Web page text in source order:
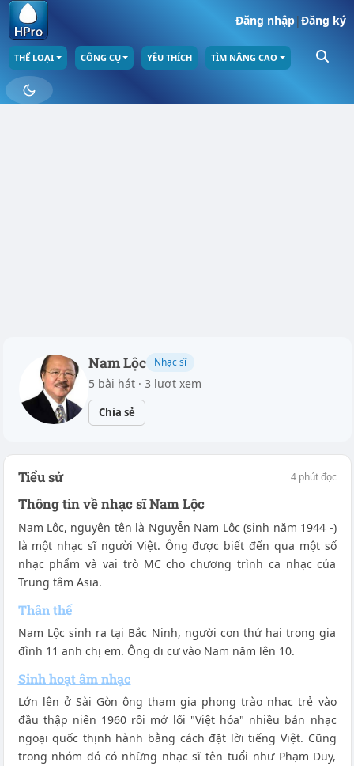
Đăng nhập|Đăng ký
THỂ LOẠI CÔNG CỤ YÊU THÍCH TÌM NÂNG CAO
Nam Lộc Nhạc sĩ
5 bài hát · 3 lượt xem
Chia sẻ
Tiểu sử 4 phút đọc
Thông tin về nhạc sĩ Nam Lộc
Nam Lộc, nguyên tên là Nguyễn Nam Lộc (sinh năm 1944 -)
là một nhạc sĩ người Việt. Ông được biết đến qua một số
nhạc phẩm và vai trò MC cho chương trình ca nhạc của
Trung tâm Asia.
Thân thế
Nam Lộc sinh ra tại Bắc Ninh, người con thứ hai trong gia
đình 11 anh chị em. Ông di cư vào Nam năm lên 10.
Sinh hoạt âm nhạc
Lớn lên ở Sài Gòn ông tham gia phong trào nhạc trẻ vào
đầu thập niên 1960 rồi mở lối "Việt hóa" nhiều bản nhạc
ngoại quốc thịnh hành bằng cách đặt lời tiếng Việt. Cũng
trong nhóm đó có những nhạc sĩ tên tuổi như Phạm Duy,